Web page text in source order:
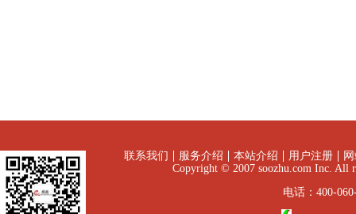
联系我们 服务介绍 本站介绍 用户注册
Copyright © 2007 soozhu.com Inc.
电话：400-